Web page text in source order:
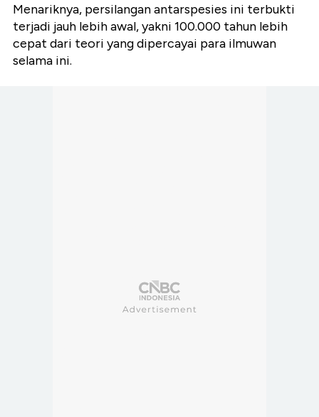
Menariknya, persilangan antarspesies ini terbukti
terjadi jauh lebih awal, yakni 100.000 tahun lebih
cepat dari teori yang dipercayai para ilmuwan
selama ini.